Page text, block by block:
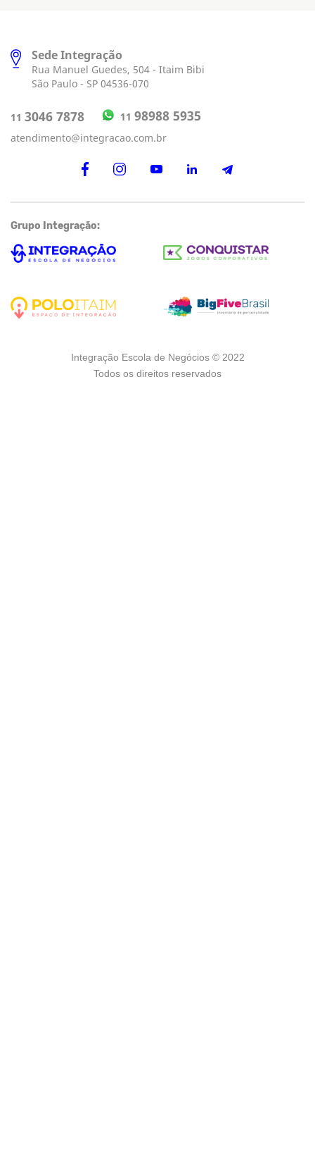
Sede Integração
Rua Manuel Guedes, 504 - Itaim Bibi
São Paulo - SP 04536-070
11 3046 7878 11 98988 5935
atendimento@integracao.com.br
Grupo Integração:
Integração Escola de Negócios © 2022
Todos os direitos reservados